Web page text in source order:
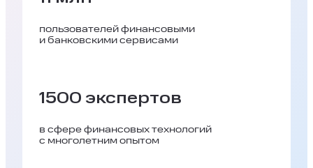
пользователей финансовыми
и банковскими сервисами
1500 экспертов
в сфере финансовых технологий
с многолетним опытом